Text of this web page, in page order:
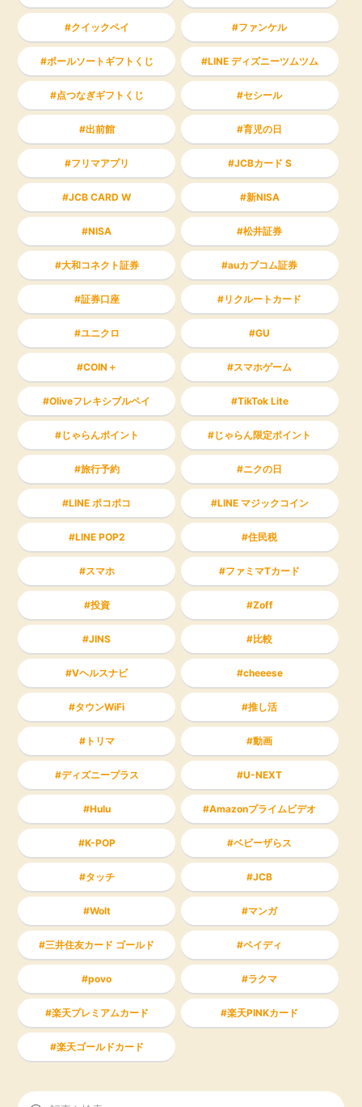
クイックペイ ファンケル
ボールソートギフトくじ LINE ディズニーツムツム
点つなぎギフトくじ セシール
出前館 育児の日
フリマアプリ JCBカード S
JCB CARD W 新NISA
NISA 松井証券
大和コネクト証券 auカブコム証券
証券口座 リクルートカード
ユニクロ GU
COIN＋ スマホゲーム
Oliveフレキシブルペイ TikTok Lite
じゃらんポイント じゃらん限定ポイント
旅行予約 ニクの日
LINE ポコポコ LINE マジックコイン
LINE POP2 住民税
スマホ ファミマTカード
投資 Zoff
JINS 比較
Vヘルスナビ cheeese
タウンWiFi 推し活
トリマ 動画
ディズニープラス U-NEXT
Hulu Amazonプライムビデオ
K-POP ベビーザらス
タッチ JCB
Wolt マンガ
三井住友カード ゴールド ペイディ
povo ラクマ
楽天プレミアムカード 楽天PINKカード
楽天ゴールドカード